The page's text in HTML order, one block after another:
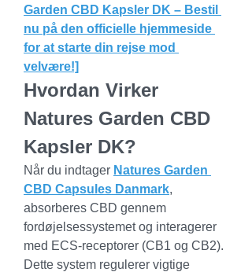
Garden CBD Kapsler DK – Bestil
nu på den officielle hjemmeside
for at starte din rejse mod
velvære!]
Hvordan Virker
Natures Garden CBD
Kapsler DK?
Når du indtager Natures Garden
CBD Capsules Danmark,
absorberes CBD gennem
fordøjelsessystemet og interagerer
med ECS-receptorer (CB1 og CB2).
Dette system regulerer vigtige